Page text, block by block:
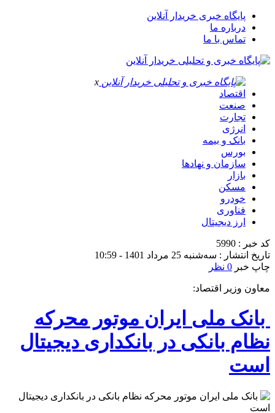
پایگاه خبری خریدار آنلاین
درباره ما
تماس با ما
x
اقتصاد
صنعت
تجارت
انرژی
بانک و بیمه
بورس
سازمان و نهادها
بازار
مسکن
خودرو
فناوری
ارز دیجیتال
کد خبر : 5990
تاریخ انتشار : سه‌شنبه 25 مرداد 1401 - 10:59
چاپ خبر 0 نظر
معاون وزیر اقتصاد:
بانک ملی ایران موتور محرکه
نظام بانکی در بانکداری دیجیتال
است